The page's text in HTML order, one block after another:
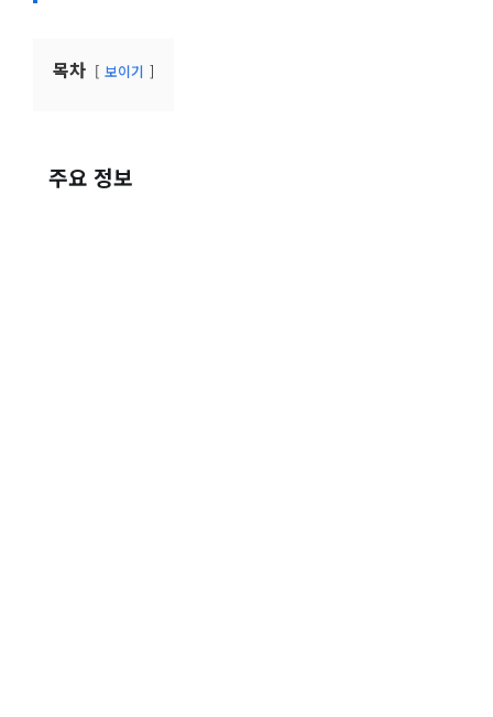
목차 보이기
주요 정보